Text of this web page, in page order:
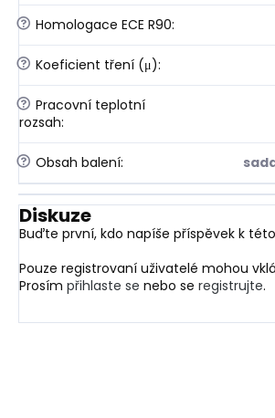
? Homologace ECE R90:
? Koeficient tření (μ):
? Pracovní teplotní
rozsah:
? Obsah balení:
Diskuze
Buďte první, kdo napíše příspěvek k
Pouze registrovaní uživatelé mohou
Prosím přihlaste se nebo se registrujte.